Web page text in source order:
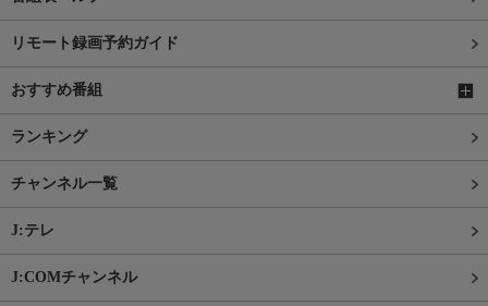
リモート録画予約ガイド
おすすめ番組
ランキング
チャンネル一覧
J:テレ
J:COMチャンネル